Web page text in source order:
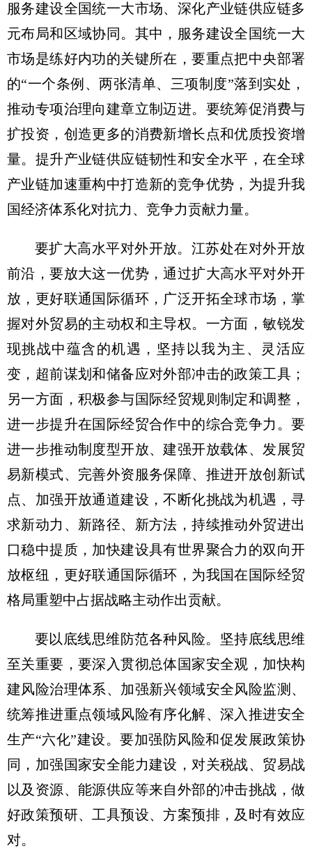
服务建设全国统一大市场、深化产业链供应链多
元布局和区域协同。其中，服务建设全国统一大
市场是练好内功的关键所在，要重点把中央部署
的“一个条例、两张清单、三项制度”落到实处，
推动专项治理向建章立制迈进。要统筹促消费与
扩投资，创造更多的消费新增长点和优质投资增
量。提升产业链供应链韧性和安全水平，在全球
产业链加速重构中打造新的竞争优势，为提升我
国经济体系化对抗力、竞争力贡献力量。
要扩大高水平对外开放。江苏处在对外开放
前沿，要放大这一优势，通过扩大高水平对外开
放，更好联通国际循环，广泛开拓全球市场，掌
握对外贸易的主动权和主导权。一方面，敏锐发
现挑战中蕴含的机遇，坚持以我为主、灵活应
变，超前谋划和储备应对外部冲击的政策工具；
另一方面，积极参与国际经贸规则制定和调整，
进一步提升在国际经贸合作中的综合竞争力。要
进一步推动制度型开放、建强开放载体、发展贸
易新模式、完善外资服务保障、推进开放创新试
点、加强开放通道建设，不断化挑战为机遇，寻
求新动力、新路径、新方法，持续推动外贸进出
口稳中提质，加快建设具有世界聚合力的双向开
放枢纽，更好联通国际循环，为我国在国际经贸
格局重塑中占据战略主动作出贡献。
要以底线思维防范各种风险。坚持底线思维
至关重要，要深入贯彻总体国家安全观，加快构
建风险治理体系、加强新兴领域安全风险监测、
统筹推进重点领域风险有序化解、深入推进安全
生产“六化”建设。要加强防风险和促发展政策协
同，加强国家安全能力建设，对关税战、贸易战
以及资源、能源供应等来自外部的冲击挑战，做
好政策预研、工具预设、方案预排，及时有效应
对。